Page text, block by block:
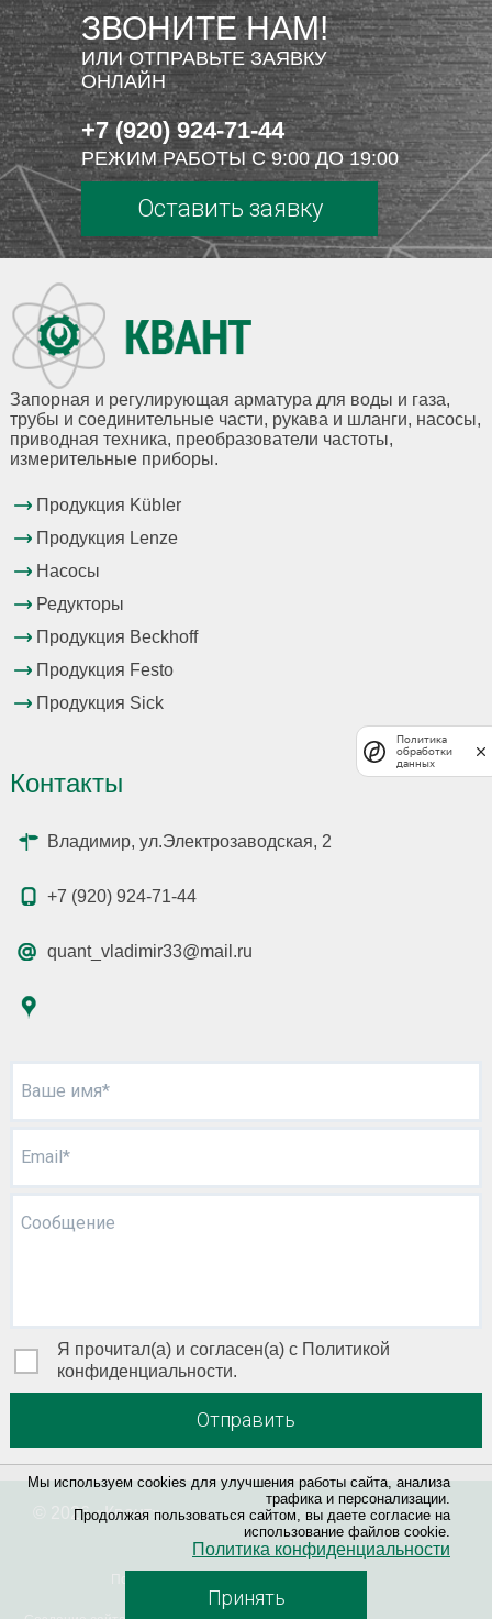
Мы используем cookies для улучшения работы сайта, анализа
трафика и персонализации.
Продолжая пользоваться сайтом, вы даете согласие на
использование файлов cookie.
Политика конфиденциальности
Принять
ЗВОНИТЕ НАМ!
ИЛИ ОТПРАВЬТЕ ЗАЯВКУ
ОНЛАЙН
+7 (920) 924-71-44
РЕЖИМ РАБОТЫ С 9:00 ДО 19:00
Оставить заявку
Запорная и регулирующая арматура для воды и газа,
трубы и соединительные части, рукава и шланги, насосы,
приводная техника, преобразователи частоты,
измерительные приборы.
Продукция Kübler
Продукция Lenze
Насосы
Редукторы
Продукция Beckhoff
Продукция Festo
Продукция Sick
Контакты
Владимир, ул.Электрозаводская, 2
+7 (920) 924-71-44
quant_vladimir33@mail.ru
Ваше имя*
Email*
Сообщение
Я прочитал(а) и согласен(а) с Политикой
конфиденциальности.
Отправить
© 2026 «Квант »
Политика
обработки
данных